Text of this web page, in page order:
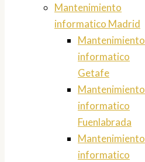
Mantenimiento
informatico Madrid
Mantenimiento
informatico
Getafe
Mantenimiento
informatico
Fuenlabrada
Mantenimiento
informatico